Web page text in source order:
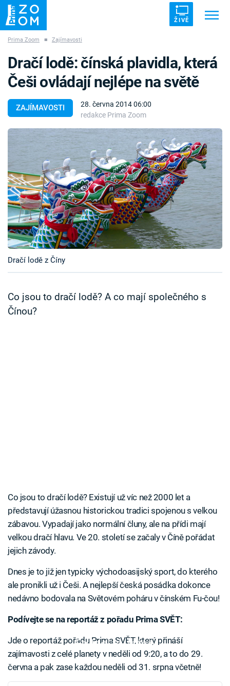
ŽIVĚ
ZÁHADY VETŘELCI DÁVNOVĚKU
Témata
Témata
Pořady
TV Program
Časopis
Sledujte prima+
Přihlášení
Prima Zoom ■ Zajímavosti
ZAJÍMAVOSTI
28. června 2014 06:00
redakce Prima Zoom
Dračí lodě: čínská plavidla, která
Češi ovládají nejlépe na světě
Dračí lodě z Číny
Co jsou to dračí lodě? A co mají společného s
Čínou?
Co jsou to dračí lodě? Existují už víc než 2000 let a
představují úžasnou historickou tradici spojenou s velkou
zábavou. Vypadají jako normální čluny, ale na přídi mají
velkou dračí hlavu. Ve 20. století se začaly v Číně pořádat
jejich závody.
Dnes je to již jen typicky východoasijský sport, do kterého
ale pronikli už i Češi. A nejlepší česká posádka dokonce
nedávno bodovala na Světovém poháru v čínském Fu-čou!
Podívejte se na reportáž z pořadu Prima SVĚT:
Failed to fetch
Jde o reportáž pořadu Prima SVĚT, který přináší
zajímavosti z celé planety v neděli od 9:20, a to do 29.
června a pak zase každou neděli od 31. srpna včetně!